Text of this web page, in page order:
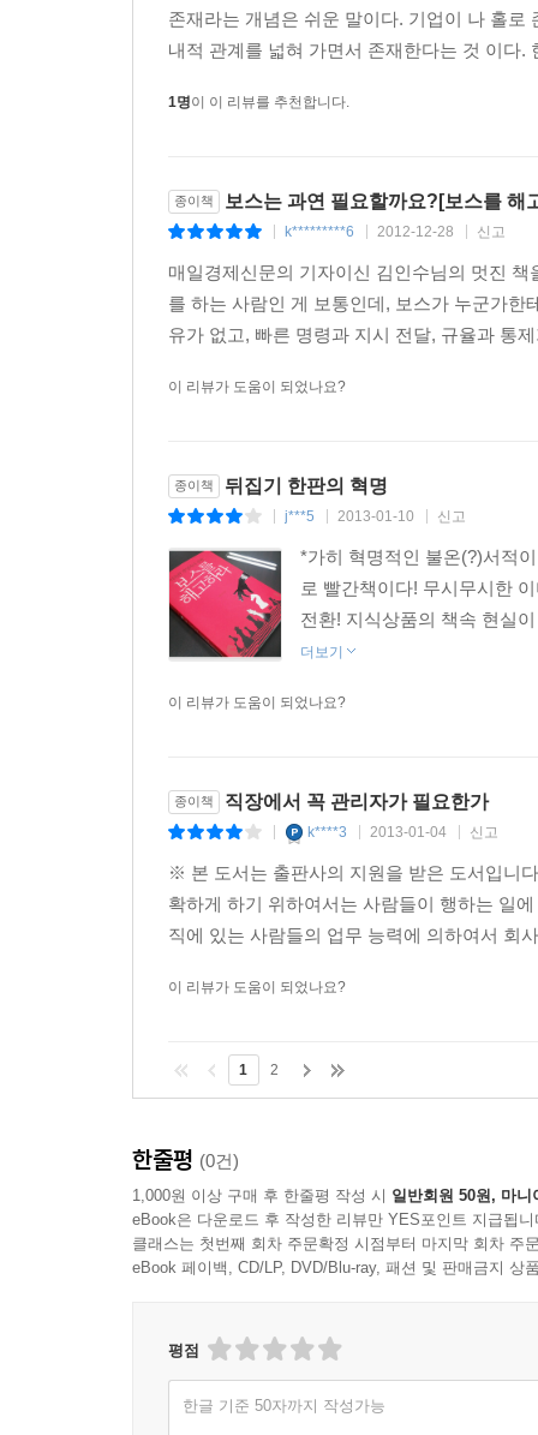
존재라는 개념은 쉬운 말이다. 기업이 나 홀
내적 관계를 넓혀 가면서 존재한다는 것 이다
1명이 이 리뷰를 추천합니다.
종이책 보스는 과연 필요할까요?[보스를 해
k*********6 2012-12-28 신고
매일경제신문의 기자이신 김인수님의 멋진
를 하는 사람인 게 보통인데, 보스가 누군가
유가 없고, 빠른 명령과 지시 전달, 규율과 통
이 리뷰가 도움이 되었나요?
종이책 뒤집기 한판의 혁명
j***5 2013-01-10 신고
*가히 혁명적인 불온(?)서적
로 빨간책이다! 무시무시한
전환! 지식상품의 책속 현실
더보기
이 리뷰가 도움이 되었나요?
종이책 직장에서 꼭 관리자가 필요한가
k****3 2013-01-04 신고
※ 본 도서는 출판사의 지원을 받은 도서입니
확하게 하기 위하여서는 사람들이 행하는 일
직에 있는 사람들의 업무 능력에 의하여서 회
이 리뷰가 도움이 되었나요?
1 2
한줄평 (0건)
1,000원 이상 구매 후 한줄평 작성 시 일반회원 50원, 마니
eBook은 다운로드 후 작성한 리뷰만 YES포인트 지급됩니
클래스는 첫번째 회차 주문확정 시점부터 마지막 회차 주
eBook 페이백, CD/LP, DVD/Blu-ray, 패션 및 판매금지 상
평점
한글 기준 50자까지 작성가능